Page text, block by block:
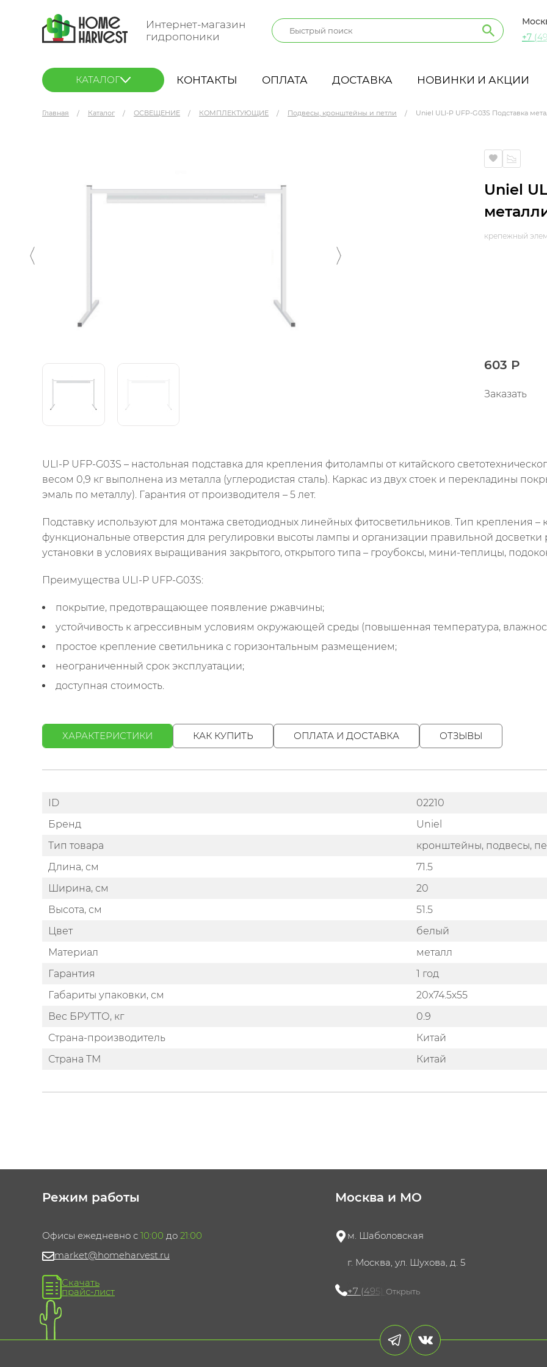
Интернет-магазин
гидропоники
+7
КАТАЛОГ КОНТАКТЫ ОПЛАТА ДОСТАВКА НОВИНКИ И АКЦИИ
Главная Каталог ОСВЕЩЕНИЕ КОМПЛЕКТУЮЩИЕ Подвесы, кронштейны и петли Uniel ULI-P UFP-G03S Подставка
Uniel
крепежный
603 Р
Заказать
ULI-P UFP-G03S – настольная подставка для крепления фитолампы от китайского
весом 0,9 кг выполнена из металла (углеродистая сталь). Каркас из двух стоек и перекладины
эмаль по металлу). Гарантия от производителя – 5 лет.
Подставку используют для монтажа светодиодных линейных фитосветильников. Тип крепления –
функциональные отверстия для регулировки высоты лампы и организации правильной
установки в условиях выращивания закрытого, открытого типа – гроубоксы, мини-теплицы,
Преимущества ULI-P UFP-G03S:
покрытие, предотвращающее появление ржавчины;
устойчивость к агрессивным условиям окружающей среды (повышенная температура,
простое крепление светильника с горизонтальным размещением;
неограниченный срок эксплуатации;
доступная стоимость.
ХАРАКТЕРИСТИКИ КАК КУПИТЬ ОПЛАТА И ДОСТАВКА ОТЗЫВЫ
ID
02210
Бренд
Uniel
Тип товара
кронштейны, подвесы,
Длина, см
71.5
Ширина, см
20
Высота, см
51.5
Цвет
белый
Материал
металл
Гарантия
1 год
Габариты упаковки, см
20х74.5х55
Вес БРУТТО, кг
0.9
Страна-производитель
Китай
Страна ТМ
Китай
Режим работы
Офисы ежедневно с 10:00 до 21:00
market@homeharvest.ru
Скачать
прайс-лист
Москва и МО
м. Шаболовская
г. Москва, ул. Шухова, д. 5
+7 (495) 721-60-15
Открыть